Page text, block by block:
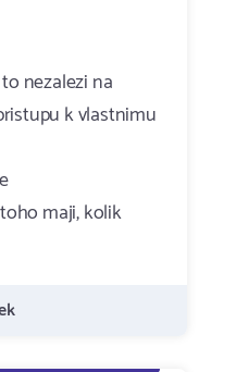
nezalezi na
k vlastnimu
maji, kolik